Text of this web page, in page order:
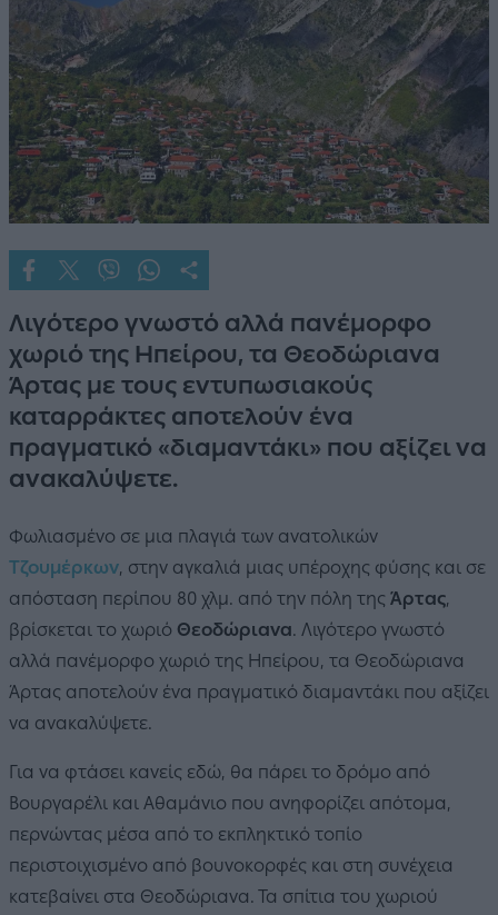
Λιγότερο γνωστό αλλά πανέμορφο
χωριό της Ηπείρου, τα Θεοδώριανα
Άρτας με τους εντυπωσιακούς
καταρράκτες αποτελούν ένα
πραγματικό «διαμαντάκι» που αξίζει να
ανακαλύψετε.
Φωλιασμένο σε μια πλαγιά των ανατολικών
Τζουμέρκων, στην αγκαλιά μιας υπέροχης φύσης και σε
απόσταση περίπου 80 χλμ. από την πόλη της Άρτας,
βρίσκεται το χωριό Θεοδώριανα. Λιγότερο γνωστό
αλλά πανέμορφο χωριό της Ηπείρου, τα Θεοδώριανα
Άρτας αποτελούν ένα πραγματικό διαμαντάκι που αξίζει
να ανακαλύψετε.
Για να φτάσει κανείς εδώ, θα πάρει το δρόμο από
Βουργαρέλι και Αθαμάνιο που ανηφορίζει απότομα,
περνώντας μέσα από το εκπληκτικό τοπίο
περιστοιχισμένο από βουνοκορφές και στη συνέχεια
κατεβαίνει στα Θεοδώριανα. Τα σπίτια του χωριού